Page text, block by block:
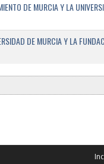
DE MURCIA Y LA
DE MURCIA Y LA